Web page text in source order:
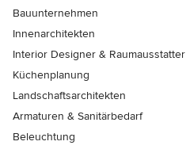
Bauunternehmen
Innenarchitekten
Interior Designer & Raumausstatter
Küchenplanung
Landschaftsarchitekten
Armaturen & Sanitärbedarf
Beleuchtung